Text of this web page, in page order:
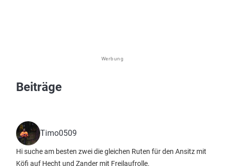
Werbung
Beiträge
Timo0509
Hi suche am besten zwei die gleichen Ruten für den Ansitz mit
Köfi auf Hecht und Zander mit Freilaufrolle.